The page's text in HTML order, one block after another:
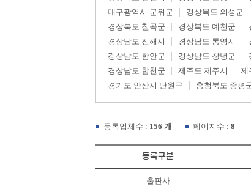
대구광역시 군위군
경상북도 의성군
경상북도 칠곡군
경상북도 예천군
경상남도 진해시
경상남도 통영시
경상남도 함안군
경상남도 창녕군
경상남도 합천군
제주도 제주시 제
경기도 안산시 단원구
충청북도 증평
등록업체수 : 156 개 페이지수 : 8
등록구분
출판사